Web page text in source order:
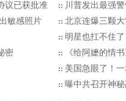
议已获批准
川普发出最强
敏感照片
北京连爆三颗
明星也扛不住
密
《给阿嬷的情
美国急眼了！
曝中共召开神